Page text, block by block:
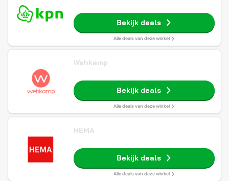
Bekijk deals
Alle deals van deze winkel
Wehkamp
Bekijk deals
Alle deals van deze winkel
HEMA
Bekijk deals
Alle deals van deze winkel